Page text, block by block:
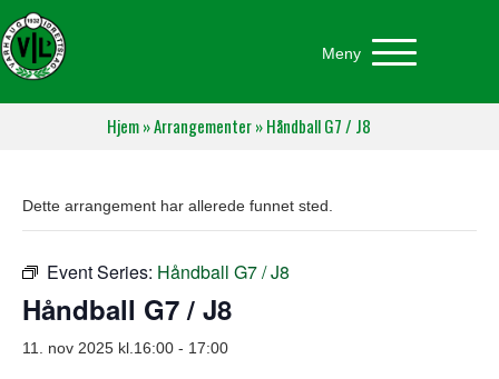
Meny
Hjem»Arrangementer»Håndball G7 / J8
Dette arrangement har allerede funnet sted.
Event Series: Håndball G7 / J8
Håndball G7 / J8
11. nov 2025 kl.16:00 - 17:00